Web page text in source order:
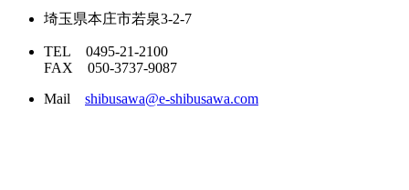
埼玉県本庄市若泉3-2-7
TEL 0495-21-2100
FAX 050-3737-9087
Mail shibusawa@e-shibusawa.com